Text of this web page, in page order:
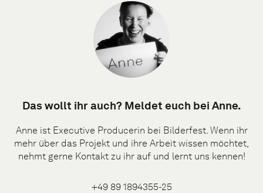
Das wollt ihr auch? Meldet euch bei Anne.
Anne ist Executive Producerin bei Bilderfest. Wenn ihr
mehr über das Projekt und ihre Arbeit wissen möchtet,
nehmt gerne Kontakt zu ihr auf und lernt uns kennen!
+49 89 1894355-25